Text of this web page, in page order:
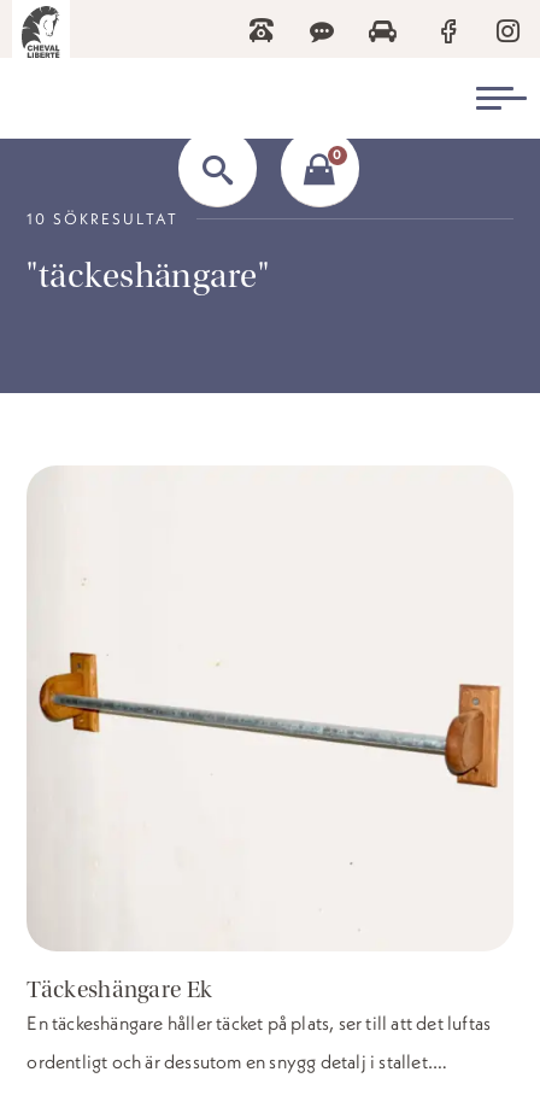
0
10 SÖKRESULTAT
"täckeshängare"
Täckeshängare Ek
En täckeshängare håller täcket på plats, ser till att det luftas
ordentligt och är dessutom en snygg detalj i stallet.…